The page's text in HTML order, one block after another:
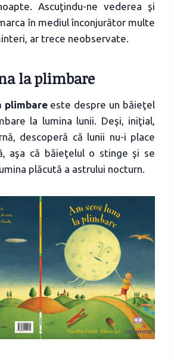
Ascuţindu-ne vederea şi
în mediul înconjurător multe
ar trece neobservate.
la plimbare
plimbareeste despre un băieţel
la lumina lunii. Deşi, iniţial,
descoperă că lunii nu-i place
aşa că băieţelul o stinge şi se
plăcută a astrului nocturn.